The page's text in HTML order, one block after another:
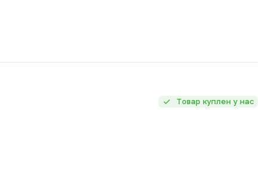
Товар куплен у нас